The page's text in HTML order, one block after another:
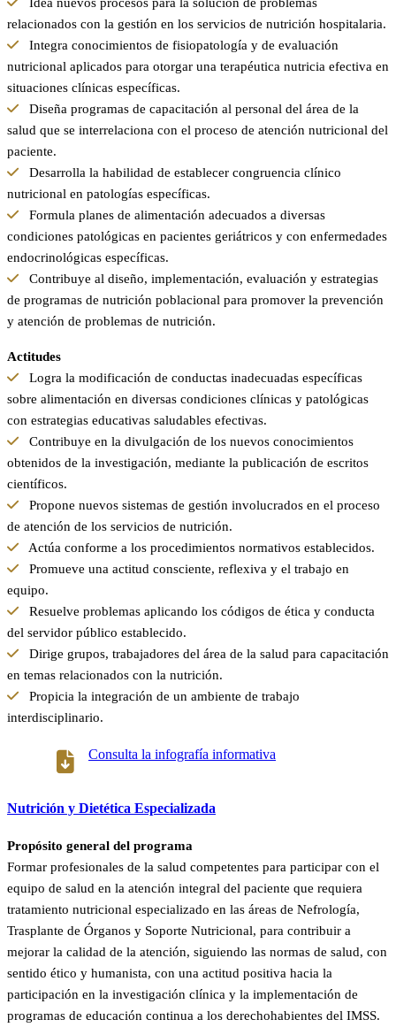
Idea nuevos procesos para la solución de problemas
relacionados con la gestión en los servicios de nutrición hospitalaria.
Integra conocimientos de fisiopatología y de evaluación
nutricional aplicados para otorgar una terapéutica nutricia efectiva en
situaciones clínicas específicas.
Diseña programas de capacitación al personal del área de la
salud que se interrelaciona con el proceso de atención nutricional del
paciente.
Desarrolla la habilidad de establecer congruencia clínico
nutricional en patologías específicas.
Formula planes de alimentación adecuados a diversas
condiciones patológicas en pacientes geriátricos y con enfermedades
endocrinológicas específicas.
Contribuye al diseño, implementación, evaluación y estrategias
de programas de nutrición poblacional para promover la prevención
y atención de problemas de nutrición.
Actitudes
Logra la modificación de conductas inadecuadas específicas
sobre alimentación en diversas condiciones clínicas y patológicas
con estrategias educativas saludables efectivas.
Contribuye en la divulgación de los nuevos conocimientos
obtenidos de la investigación, mediante la publicación de escritos
científicos.
Propone nuevos sistemas de gestión involucrados en el proceso
de atención de los servicios de nutrición.
Actúa conforme a los procedimientos normativos establecidos.
Promueve una actitud consciente, reflexiva y el trabajo en
equipo.
Resuelve problemas aplicando los códigos de ética y conducta
del servidor público establecido.
Dirige grupos, trabajadores del área de la salud para capacitación
en temas relacionados con la nutrición.
Propicia la integración de un ambiente de trabajo
interdisciplinario.
Consulta la infografía informativa
Nutrición y Dietética Especializada
Propósito general del programa
Formar profesionales de la salud competentes para participar con el
equipo de salud en la atención integral del paciente que requiera
tratamiento nutricional especializado en las áreas de Nefrología,
Trasplante de Órganos y Soporte Nutricional, para contribuir a
mejorar la calidad de la atención, siguiendo las normas de salud, con
sentido ético y humanista, con una actitud positiva hacia la
participación en la investigación clínica y la implementación de
programas de educación continua a los derechohabientes del IMSS.